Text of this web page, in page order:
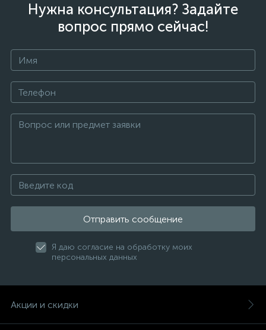
Нужна консультация? Задайте
вопрос прямо сейчас!
Отправить сообщение
Я даю согласие на обработку моих
персональных данных
Акции и скидки